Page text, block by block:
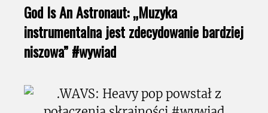
God Is An Astronaut: „Muzyka
instrumentalna jest zdecydowanie bardziej
niszowa” #wywiad